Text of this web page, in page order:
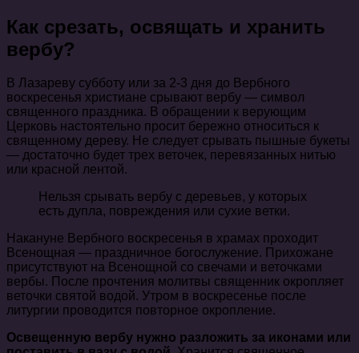
Как срезать, освящать и хранить
вербу?
В Лазареву субботу или за 2-3 дня до Вербного
воскресенья христиане срывают вербу — символ
священного праздника. В обращении к верующим
Церковь настоятельно просит бережно относиться к
священному дереву. Не следует срывать пышные букеты
— достаточно будет трех веточек, перевязанных нитью
или красной лентой.
Нельзя срывать вербу с деревьев, у которых
есть дупла, повреждения или сухие ветки.
Накануне Вербного воскресенья в храмах проходит
Всенощная — праздничное богослужение. Прихожане
присутствуют на Всенощной со свечами и веточками
вербы. После прочтения молитвы священник окропляет
веточки святой водой. Утром в воскресенье после
литургии проводится повторное окропление.
Освещенную вербу нужно разложить за иконами или